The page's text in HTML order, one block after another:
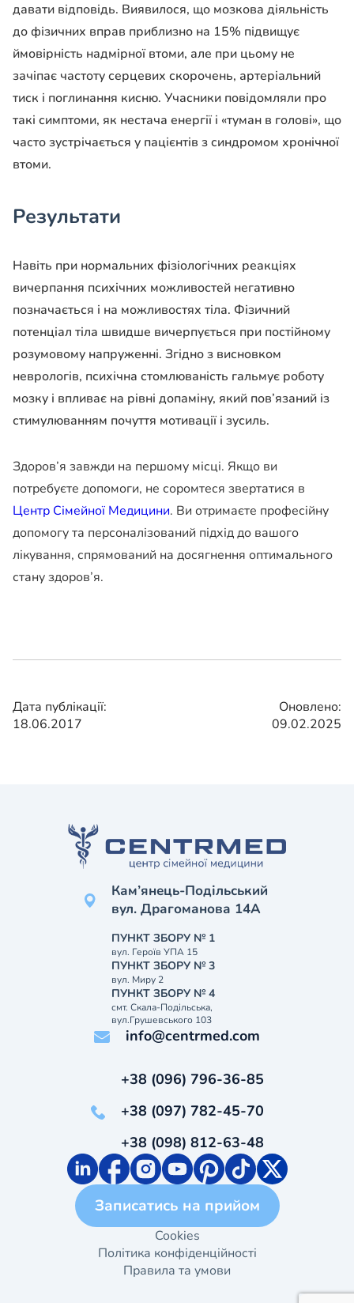
давати відповідь. Виявилося, що мозкова діяльність
до фізичних вправ приблизно на 15% підвищує
ймовірність надмірної втоми, але при цьому не
зачіпає частоту серцевих скорочень, артеріальний
тиск і поглинання кисню. Учасники повідомляли про
такі симптоми, як нестача енергії і «туман в голові», що
часто зустрічається у пацієнтів з синдромом хронічної
втоми.
Результати
Навіть при нормальних фізіологічних реакціях
вичерпання психічних можливостей негативно
позначається і на можливостях тіла. Фізичний
потенціал тіла швидше вичерпується при постійному
розумовому напруженні. Згідно з висновком
неврологів, психічна стомлюваність гальмує роботу
мозку і впливає на рівні допаміну, який пов’язаний із
стимулюванням почуття мотивації і зусиль.
Здоров’я завжди на першому місці. Якщо ви
потребуєте допомоги, не соромтеся звертатися в
Центр Сімейної Медицини. Ви отримаєте професійну
допомогу та персоналізований підхід до вашого
лікування, спрямований на досягнення оптимального
стану здоров’я.
Дата публікації:
18.06.2017
Оновлено:
09.02.2025
Кам’янець-Подільський
вул. Драгоманова 14А
ПУНКТ ЗБОРУ № 1
вул. Героїв УПА 15
ПУНКТ ЗБОРУ № 3
вул. Миру 2
ПУНКТ ЗБОРУ № 4
смт. Скала-Подільська,
вул.Грушевського 103
info@centrmed.com
+38 (096) 796-36-85
+38 (097) 782-45-70
+38 (098) 812-63-48
Записатись на прийом
Cookies
Політика конфіденційності
Правила та умови